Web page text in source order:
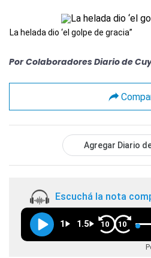
La helada dio ‘el golpe de gracia’’
Por Colaboradores Diario de
Agregar Diario
Escuchá la nota
1 1.5 10 10